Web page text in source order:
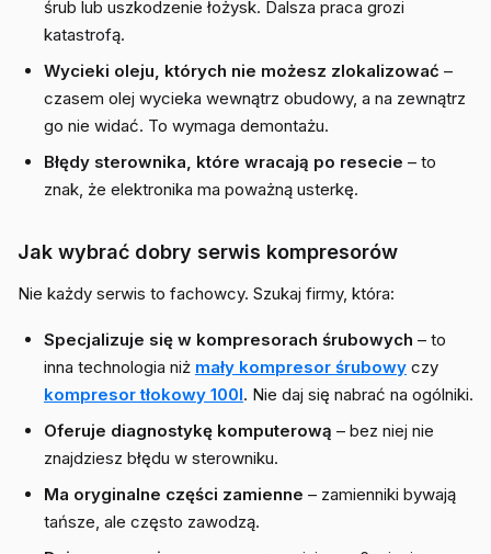
śrub lub uszkodzenie łożysk. Dalsza praca grozi
katastrofą.
Wycieki oleju, których nie możesz zlokalizować –
czasem olej wycieka wewnątrz obudowy, a na zewnątrz
go nie widać. To wymaga demontażu.
Błędy sterownika, które wracają po resecie – to
znak, że elektronika ma poważną usterkę.
Jak wybrać dobry serwis kompresorów
Nie każdy serwis to fachowcy. Szukaj firmy, która:
Specjalizuje się w kompresorach śrubowych – to
inna technologia niż mały kompresor śrubowy czy
kompresor tłokowy 100l. Nie daj się nabrać na ogólniki.
Oferuje diagnostykę komputerową – bez niej nie
znajdziesz błędu w sterowniku.
Ma oryginalne części zamienne – zamienniki bywają
tańsze, ale często zawodzą.